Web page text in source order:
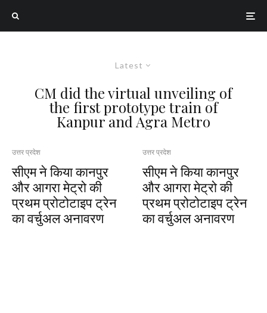
Latest
CM did the virtual unveiling of
the first prototype train of
Kanpur and Agra Metro
उत्तर प्रदेश
सीएम ने किया कानपुर
और आगरा मेट्रो की
प्रथम प्रोटोटाइप ट्रेन
का वर्चुअल अनावरण
उत्तर प्रदेश
सीएम ने किया कानपुर
और आगरा मेट्रो की
प्रथम प्रोटोटाइप ट्रेन
का वर्चुअल अनावरण